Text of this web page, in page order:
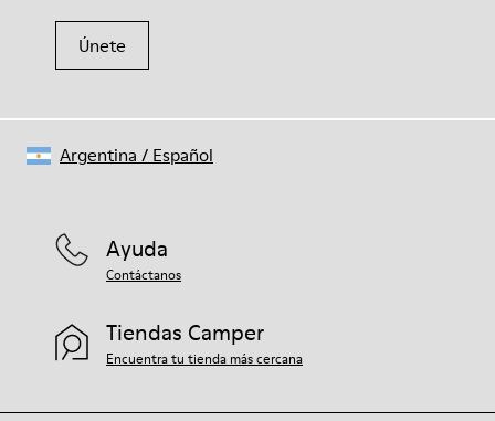
Únete
Ayuda
Contáctanos
Tiendas Camper
Encuentra tu tienda más cercana
Argentina / Español